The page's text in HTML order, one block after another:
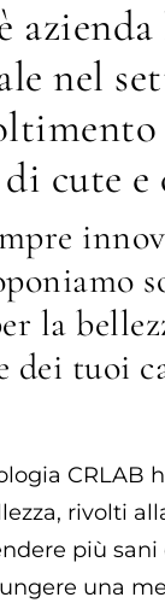
azienda
nel
di cute
la
dei tuoi
CRLAB
rivolti
più
una